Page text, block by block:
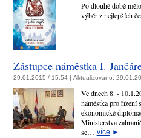
Po dlouhé době
výběr z nejlepších
Zástupce náměstka I.
29.01.2015 / 15:54 | Aktualizováno:
Ve dnech 8. -
náměstka pro řízení
ekonomické
Ministerstva
se… více ►